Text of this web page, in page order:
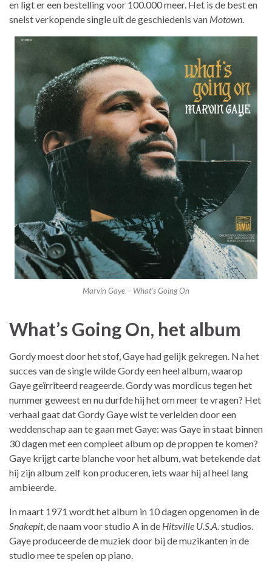
en ligt er een bestelling voor 100.000 meer. Het is de best en
snelst verkopende single uit de geschiedenis van Motown.
Marvin Gaye – What’s Going On
What’s Going On, het album
Gordy moest door het stof, Gaye had gelijk gekregen. Na het
succes van de single wilde Gordy een heel album, waarop
Gaye geïrriteerd reageerde. Gordy was mordicus tegen het
nummer geweest en nu durfde hij het om meer te vragen? Het
verhaal gaat dat Gordy Gaye wist te verleiden door een
weddenschap aan te gaan met Gaye: was Gaye in staat binnen
30 dagen met een compleet album op de proppen te komen?
Gaye krijgt carte blanche voor het album, wat betekende dat
hij zijn album zelf kon produceren, iets waar hij al heel lang
ambieerde.
In maart 1971 wordt het album in 10 dagen opgenomen in de
Snakepit, de naam voor studio A in de Hitsville U.S.A.studios.
Gaye produceerde de muziek door bij de muzikanten in de
studio mee te spelen op piano.